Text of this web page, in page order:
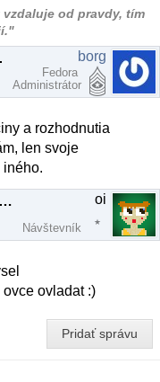
od pravdy, tím
RE: AKO TO VŠETKO ZAČALO borg
Fedora
Administrátor
a rozhodnutia
len svoje
iného.
RE: AKO TO VŠETKO ZAČALO oi
Návštevník
ovladat :)
Pridať správu